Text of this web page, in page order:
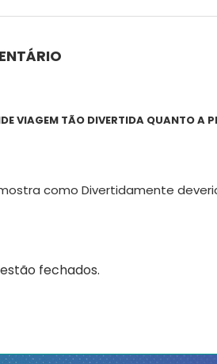
VIAGEM TÃO DIVERTIDA QUANTO A
como Divertidamente
fechados.